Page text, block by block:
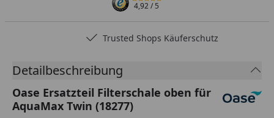
4,92/ 5
Trusted Shops Käuferschutz
Detailbeschreibung
Oase Ersatzteil Filterschale oben für
AquaMax Twin (18277)